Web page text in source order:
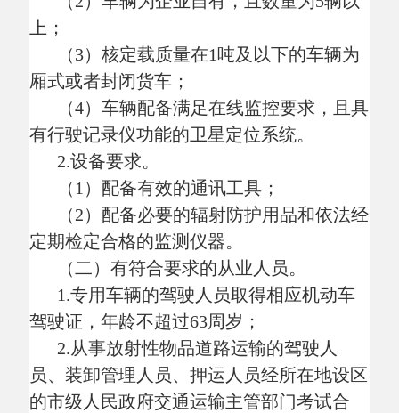
驾驶证，年龄不超过63周岁；
2.从事放射性物品道路运输的驾驶人
员、装卸管理人员、押运人员经所在地设区
的市级人民政府交通运输主管部门考试合
格，取得注明从业资格类别为“放射性物品
道路运输”的道路运输从业资格证（以下简
称道路运输从业资格证）；
3.有具备辐射防护与相关安全知识的安
全管理人员。
（三）有健全的安全生产管理制度。
1.有关安全生产应急预案；
2.从业人员、车辆、设备及停车场地安
全管理制度；
3.安全生产作业规程和辐射防护管理措
4.安全生产监督检查和责任制度。
第八条 生产、销售、使用或者处置放